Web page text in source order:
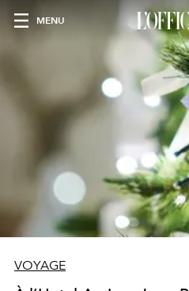
MENU
VOYAGE